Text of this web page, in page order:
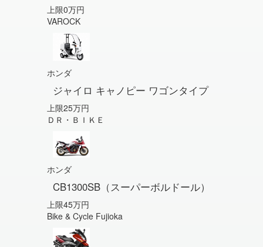
上限0万円
VAROCK
ホンダ
ジャイロ キャノピー ワゴンタイプ
上限25万円
ＤＲ・ＢＩＫＥ
ホンダ
CB1300SB（スーパーボルドール）
上限45万円
Bike & Cycle Fujioka